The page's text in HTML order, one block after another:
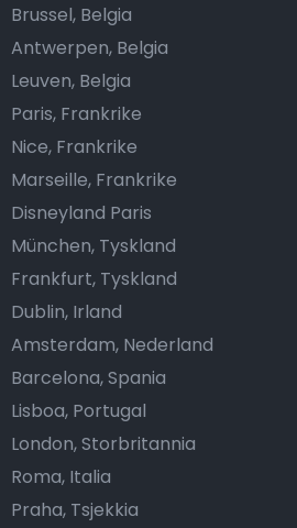
Brussel, Belgia
Antwerpen, Belgia
Leuven, Belgia
Paris, Frankrike
Nice, Frankrike
Marseille, Frankrike
Disneyland Paris
München, Tyskland
Frankfurt, Tyskland
Dublin, Irland
Amsterdam, Nederland
Barcelona, Spania
Lisboa, Portugal
London, Storbritannia
Roma, Italia
Praha, Tsjekkia